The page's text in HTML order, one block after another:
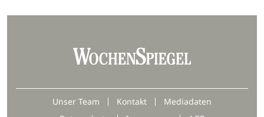
Unser Team Kontakt
Mediadaten